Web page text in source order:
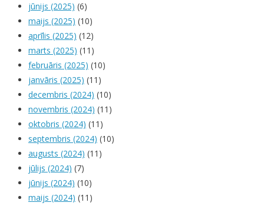
jūnijs (2025) (6)
maijs (2025) (10)
aprīlis (2025) (12)
marts (2025) (11)
februāris (2025) (10)
janvāris (2025) (11)
decembris (2024) (10)
novembris (2024) (11)
oktobris (2024) (11)
septembris (2024) (10)
augusts (2024) (11)
jūlijs (2024) (7)
jūnijs (2024) (10)
maijs (2024) (11)